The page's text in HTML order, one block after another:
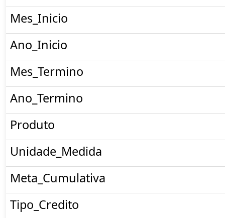
Mes_Inicio
Ano_Inicio
Mes_Termino
Ano_Termino
Produto
Unidade_Medida
Meta_Cumulativa
Tipo_Credito